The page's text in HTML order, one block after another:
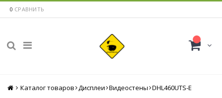
0 СРАВНИТЬ
Главная
Каталог товаров Дисплеи Видеостены DHL460UTS-E